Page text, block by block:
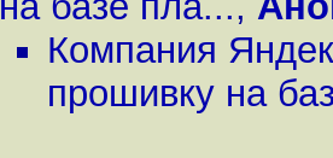
Компания
прошивку на